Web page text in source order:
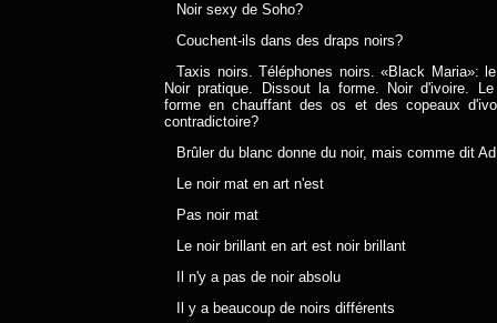
Noir sexy de Soho?
Couchent-ils dans des draps noirs?
Taxis noirs. Téléphones noirs. «Black Maria»:
Noir pratique. Dissout la forme. Noir d'ivoire.
forme en chauffant des os et des copeaux
contradictoire?
Brûler du blanc donne du noir, mais comme dit
Le noir mat en art n'est
Pas noir mat
Le noir brillant en art est noir brillant
Il n'y a pas de noir absolu
Il y a beaucoup de noirs différents